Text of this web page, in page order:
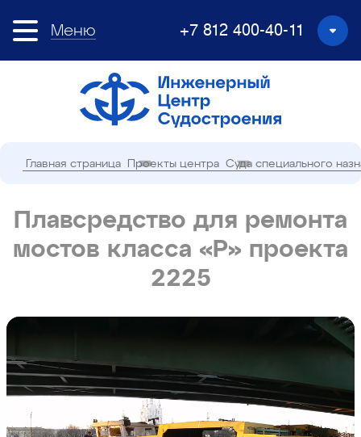
Меню +7 812 400-40-11
Главная страница Проекты центра Суда специального
Плавсредство для ремонта
мостов класса «Р» проекта
2225